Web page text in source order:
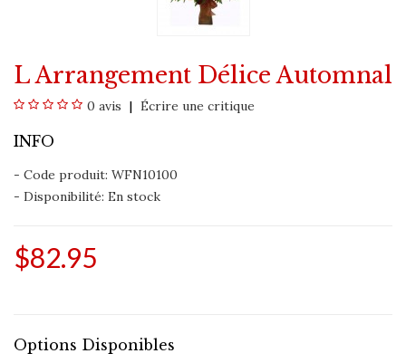
L Arrangement Délice Automnal
0 avis Écrire une critique
INFO
- Code produit: WFN10100
- Disponibilité: En stock
$82.95
Options Disponibles